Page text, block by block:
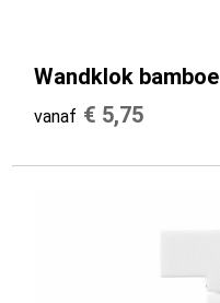
Wandklok bamboe
vanaf € 5,75